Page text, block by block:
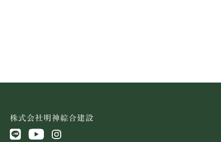
株式会社明神綜合建設